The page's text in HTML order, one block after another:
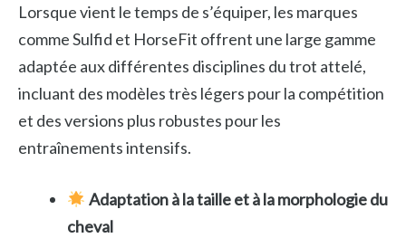
Lorsque vient le temps de s’équiper, les marques
comme Sulfid et HorseFit offrent une large gamme
adaptée aux différentes disciplines du trot attelé,
incluant des modèles très légers pour la compétition
et des versions plus robustes pour les
entraînements intensifs.
Adaptation à la taille et à la morphologie du
cheval